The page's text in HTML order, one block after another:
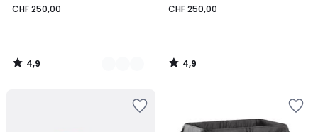
CHF 250,00
4,9
/
CHF 250,00
4,9
/